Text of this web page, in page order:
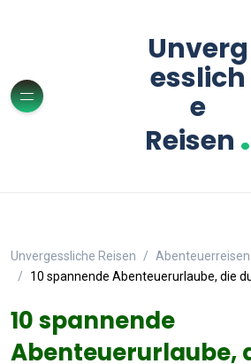
Unverg
esslich
e
Reisen .
Unvergessliche Reisen
Abenteuerreisen
10 spannende Abenteuerurlaube, die
10 spannende
Abenteuerurlaube,